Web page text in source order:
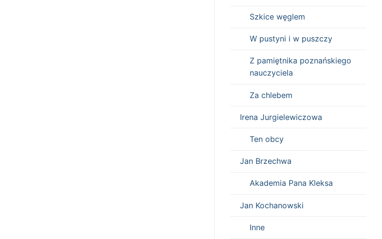
Szkice węglem
W pustyni i w puszczy
Z pamiętnika poznańskiego
nauczyciela
Za chlebem
Irena Jurgielewiczowa
Ten obcy
Jan Brzechwa
Akademia Pana Kleksa
Jan Kochanowski
Inne